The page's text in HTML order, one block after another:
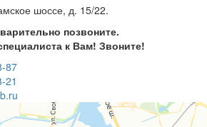
шоссе, д. 15/22.
позвоните.
к Вам! Звоните!
87
21